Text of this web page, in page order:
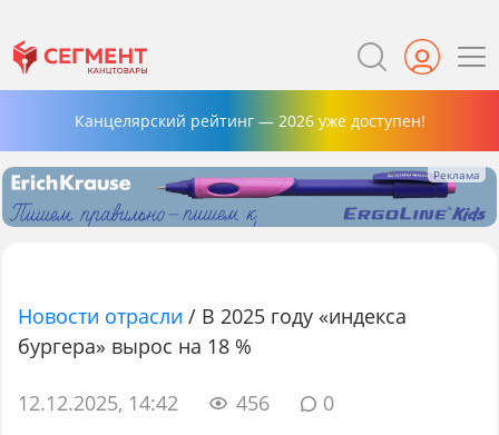
Канцелярский рейтинг — 2026 уже доступен!
Новости отрасли / В 2025 году «индекса
бургера» вырос на 18 %
12.12.2025, 14:42 456 0